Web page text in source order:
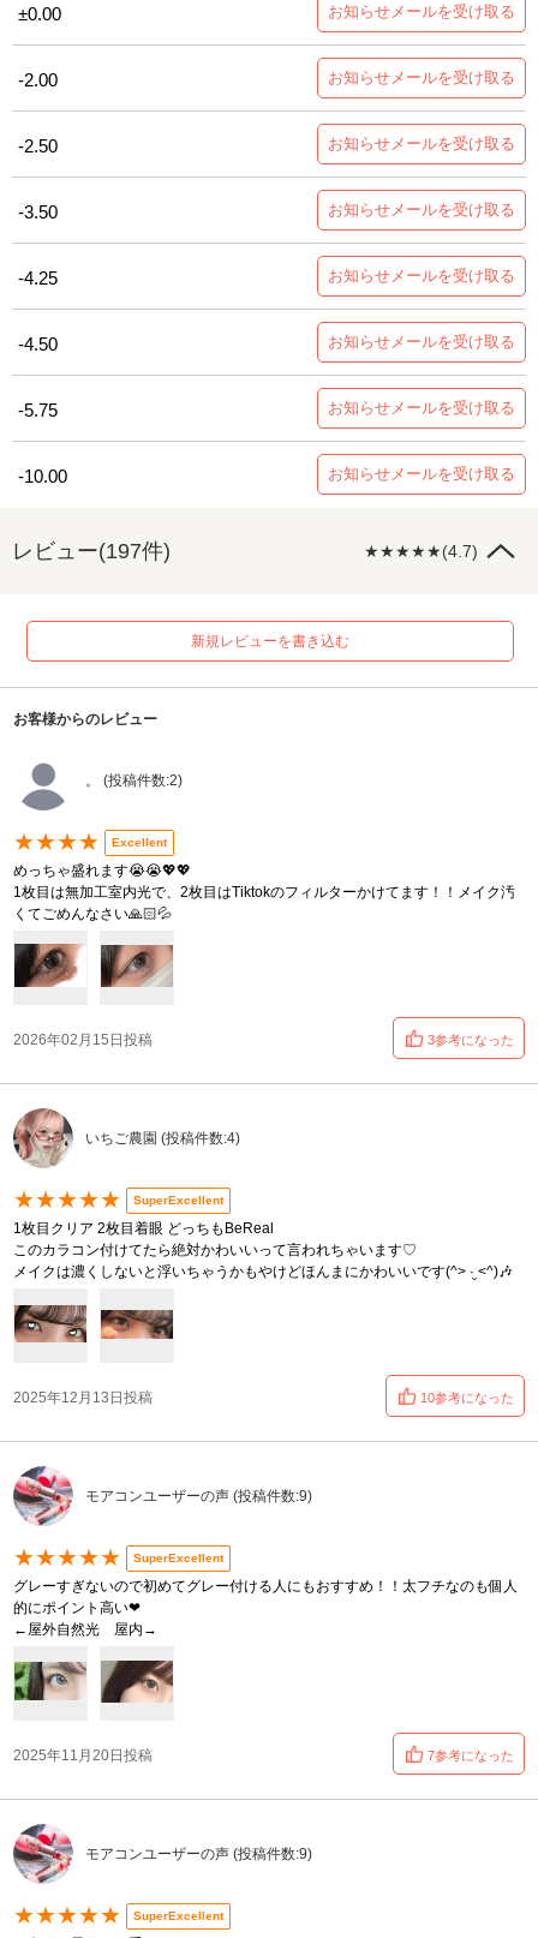
±0.00 お知らせメールを受け取る
-2.00 お知らせメールを受け取る
-2.50 お知らせメールを受け取る
-3.50 お知らせメールを受け取る
-4.25 お知らせメールを受け取る
-4.50 お知らせメールを受け取る
-5.75 お知らせメールを受け取る
-10.00 お知らせメールを受け取る
レビュー(197件) ★★★★★(4.7)
新規レビューを書き込む
お客様からのレビュー
。 (投稿件数:2)
★★★★ Excellent
めっちゃ盛れます😭😭💖💖
1枚目は無加工室内光で、2枚目はTiktokのフィルターかけてます！！メイク汚
くてごめんなさい🙏🏻💦
2026年02月15日投稿 3参考になった
いちご農園 (投稿件数:4)
★★★★★ SuperExcellent
1枚目クリア 2枚目着眼 どっちもBeReal
このカラコン付けてたら絶対かわいいって言われちゃいます♡
メイクは濃くしないと浮いちゃうかもやけどほんまにかわいいです(^> ·̮ <^)🎶
2025年12月13日投稿 10参考になった
モアコンユーザーの声 (投稿件数:9)
★★★★★ SuperExcellent
グレーすぎないので初めてグレー付ける人にもおすすめ！！太フチなのも個人
的にポイント高い❤︎
←屋外自然光 屋内→
2025年11月20日投稿 7参考になった
モアコンユーザーの声 (投稿件数:9)
★★★★★ SuperExcellent